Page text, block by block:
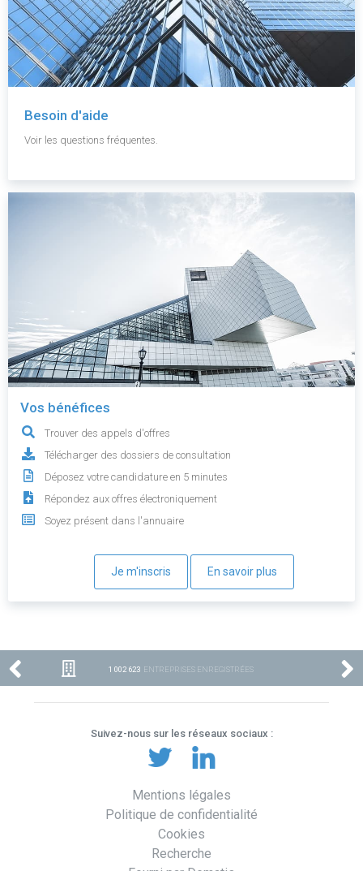
Besoin d'aide
Voir les questions fréquentes.
Vos bénéfices
Trouver des appels d'offres
Télécharger des dossiers de consultation
Déposez votre candidature en 5 minutes
Répondez aux offres électroniquement
Soyez présent dans l'annuaire
Je m'inscris En savoir plus
1 002 623 ENTREPRISES ENREGISTRÉES
Suivez-nous sur les réseaux sociaux :
Mentions légales
Politique de confidentialité
Cookies
Recherche